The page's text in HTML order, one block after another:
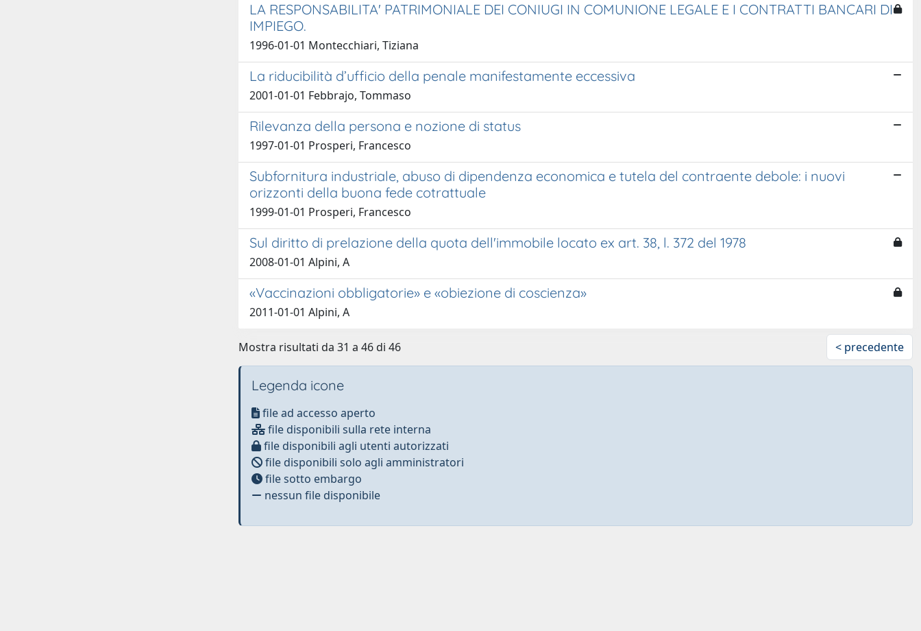
LA RESPONSABILITA' PATRIMONIALE DEI CONIUGI IN COMUNIONE LEGALE E I CONTRATTI BANCARI DI
IMPIEGO.
1996-01-01 Montecchiari, Tiziana
La riducibilità d’ufficio della penale manifestamente eccessiva
2001-01-01 Febbrajo, Tommaso
Rilevanza della persona e nozione di status
1997-01-01 Prosperi, Francesco
Subfornitura industriale, abuso di dipendenza economica e tutela del contraente debole: i nuovi
orizzonti della buona fede cotrattuale
1999-01-01 Prosperi, Francesco
Sul diritto di prelazione della quota dell'immobile locato ex art. 38, l. 372 del 1978
2008-01-01 Alpini, A
«Vaccinazioni obbligatorie» e «obiezione di coscienza»
2011-01-01 Alpini, A
Mostra risultati da 31 a 46 di 46 < precedente
Legenda icone
file ad accesso aperto
file disponibili sulla rete interna
file disponibili agli utenti autorizzati
file disponibili solo agli amministratori
file sotto embargo
nessun file disponibile